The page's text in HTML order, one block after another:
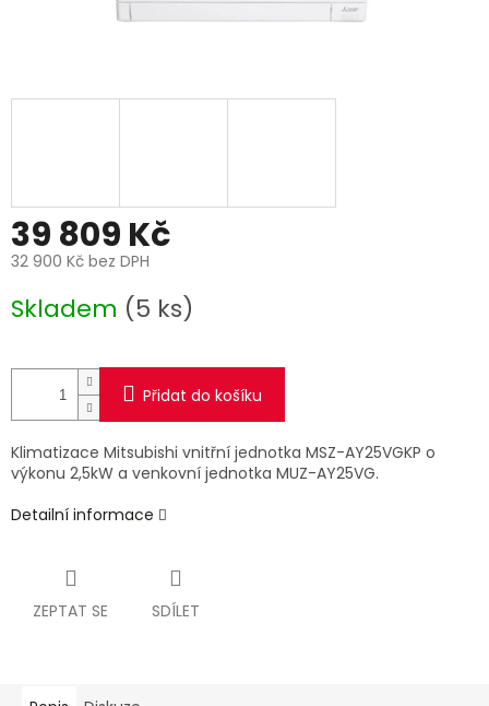
39 809 Kč
32 900 Kč bez DPH
cena:
Skladem (5 ks)
Přidat do košíku
Klimatizace Mitsubishi vnitřní jednotka MSZ-AY25VGKP o
výkonu 2,5kW a venkovní jednotka MUZ-AY25VG.
Detailní informace
ZEPTAT SE SDÍLET